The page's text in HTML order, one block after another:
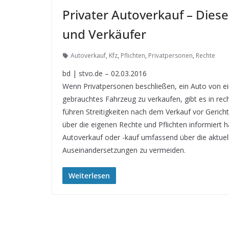
Privater Autoverkauf –
und Verkäufer
Autoverkauf, Kfz, Pflichten, Privatpersonen, Rechte
bd | stvo.de – 02.03.2016
Wenn Privatpersonen beschließen, ein Auto von
gebrauchtes Fahrzeug zu verkaufen, gibt es in
führen Streitigkeiten nach dem Verkauf vor
über die eigenen Rechte und Pflichten informiert
Autoverkauf oder -kauf umfassend über die
Auseinandersetzungen zu vermeiden.
Weiterlesen